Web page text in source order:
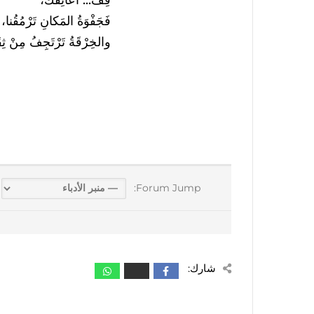
فَجَفْوَةُ المَكانِ تَرْمُقُنا،
والخِرْقَةُ تَرْتَجِفُ مِنْ
Forum Jump:
شارك: